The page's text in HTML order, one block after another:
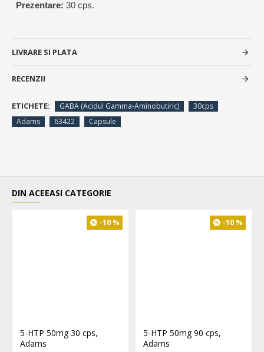
Prezentare: 30 cps.
LIVRARE SI PLATA
RECENZII
ETICHETE: GABA (Acidul Gamma-Aminobutiric)
30cps
Adams
63422 Capsule
DIN ACEEASI CATEGORIE
-10 %
5-HTP 50mg 30 cps,
Adams
-10 %
5-HTP 50mg 90 cps,
Adams